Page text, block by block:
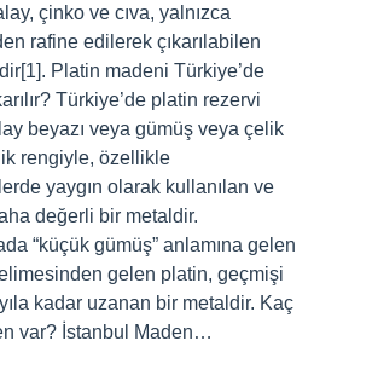
çinko ve cıva, yalnızca
rafine edilerek çıkarılabilen
Platin madeni Türkiye’de
Türkiye’de platin rezervi
beyazı veya gümüş veya çelik
rengiyle, özellikle
yaygın olarak kullanılan ve
değerli bir metaldir.
“küçük gümüş” anlamına gelen
gelen platin, geçmişi
kadar uzanan bir metaldir. Kaç
var? İstanbul Maden…